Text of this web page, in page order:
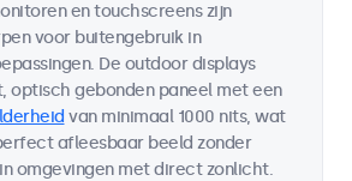
en touchscreens zijn
voor buitengebruik in
De outdoor displays
optisch gebonden paneel met een
van minimaal 1000 nits, wat
afleesbaar beeld zonder
omgevingen met direct zonlicht.